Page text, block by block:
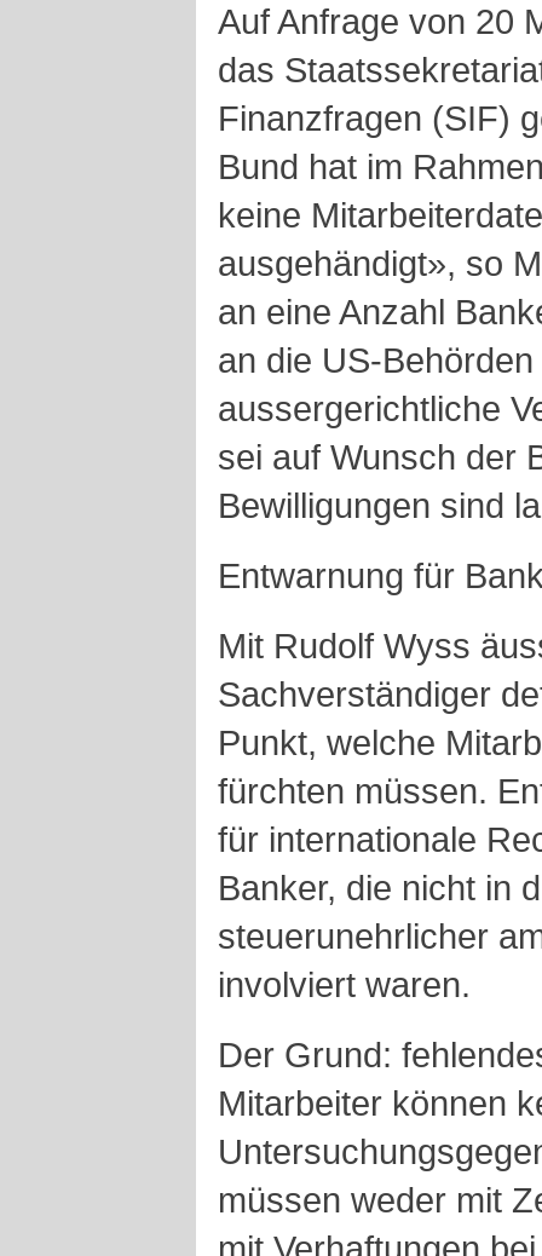
Auf Anfrage von 20
das
Finanzfragen (SIF)
Bund hat im
keine
ausgehändigt», so
an eine Anzahl
an die US-
aussergerichtliche
sei auf Wunsch der
Bewilligungen sind
Entwarnung für
Mit Rudolf Wyss
Sachverständiger
Punkt, welche
fürchten müssen.
für internationale
Banker, die nicht in
steuerunehrlicher
involviert waren.
Der Grund:
Mitarbeiter können
müssen weder mit